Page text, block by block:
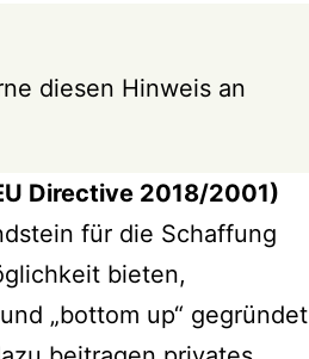
diesen Hinweis an
Directive 2018/2001)
für die Schaffung
bieten,
„bottom up“ gegründet